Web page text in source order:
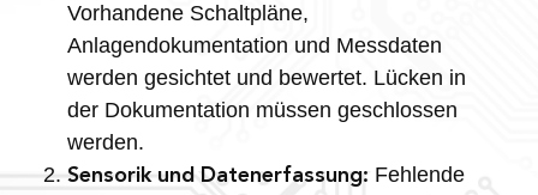
Vorhandene Schaltpläne,
Anlagendokumentation und Messdaten
werden gesichtet und bewertet. Lücken in
der Dokumentation müssen geschlossen
werden.
Sensorik und Datenerfassung: Fehlende